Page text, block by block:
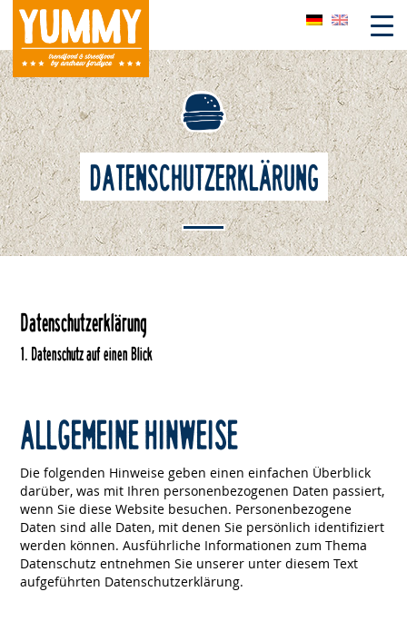
Skip
content
DATENSCHUTZERKLÄRUNG
Datenschutz­erklärung
1. Datenschutz auf einen Blick
ALLGEMEINE HINWEISE
Die folgenden Hinweise geben einen einfachen Überblick
darüber, was mit Ihren personenbezogenen Daten passiert,
wenn Sie diese Website besuchen. Personenbezogene
Daten sind alle Daten, mit denen Sie persönlich identifiziert
werden können. Ausführliche Informationen zum Thema
Datenschutz entnehmen Sie unserer unter diesem Text
aufgeführten Datenschutzerklärung.